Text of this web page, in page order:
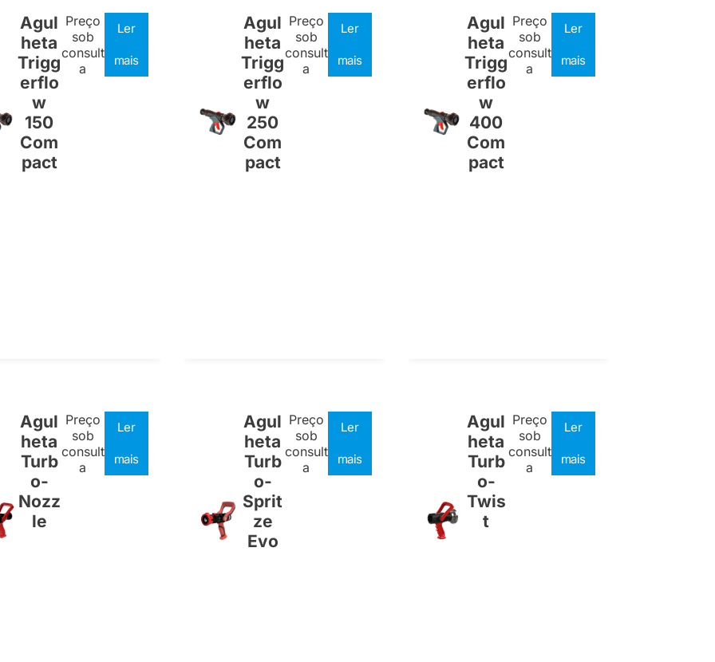
Agul
heta
Trigg
erflo
w
150
Com
pact
Preço
sob
consult
a
Ler
mais
Agul
heta
Trigg
erflo
w
250
Com
pact
Preço
sob
consult
a
Ler
mais
Agul
heta
Trigg
erflo
w
400
Com
pact
Preço
sob
consult
a
Ler
mais
Agul
heta
Turb
o-
Nozz
le
Preço
sob
consult
a
Ler
mais
Agul
heta
Turb
o-
Sprit
ze
Evo
Preço
sob
consult
a
Ler
mais
Agul
heta
Turb
o-
Twis
t
Preço
sob
consult
a
Ler
mais